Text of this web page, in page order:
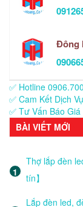
Đông
✅ Hotline
✅ Cam Kết Dịch
✅ Tư Vấn Báo
BÀI VIẾT MỚI
Thợ lắp đèn
tín】
Lắp đèn led,